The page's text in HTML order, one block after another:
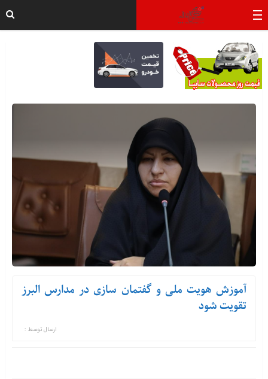
آموزش هویت ملی و گفتمان سازی در مدارس البرز
تقویت شود
ارسال توسط :